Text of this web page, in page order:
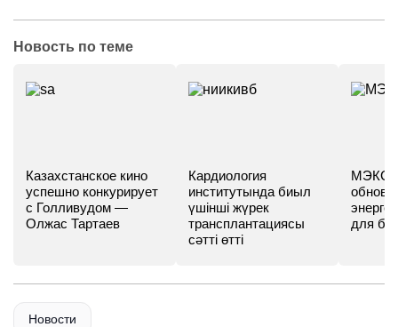
Новость по теме
Казахстанское кино
успешно конкурирует
с Голливудом —
Олжас Тартаев
Кардиология
институтында биыл
үшінші жүрек
трансплантациясы
сәтті өтті
МЭКС -
для
Новости